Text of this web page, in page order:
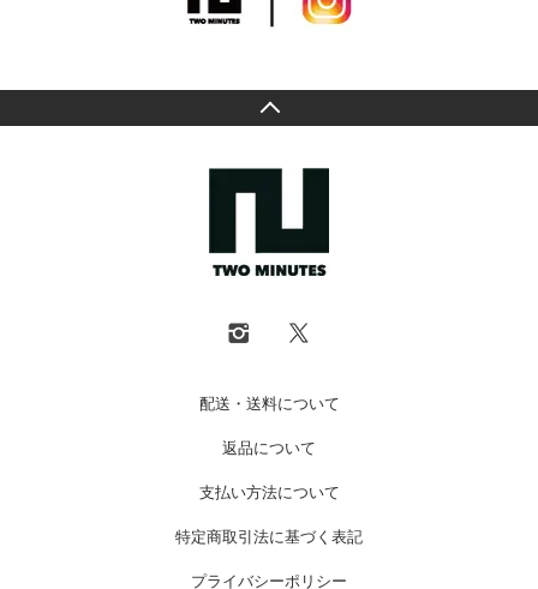
配送・送料について
返品について
支払い方法について
特定商取引法に基づく表記
プライバシーポリシー